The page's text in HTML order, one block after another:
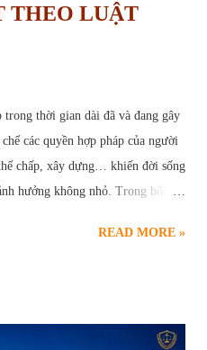
THEO LUẬT
thời gian dài đã và đang gây
các quyền hợp pháp của người
chấp, xây dựng… khiến đời sống
hưởng không nhỏ. Trong bối
đình, cá nhân. Để giúp người dân
Thủ tục yêu cầu xóa quy hoạch
READ MORE »